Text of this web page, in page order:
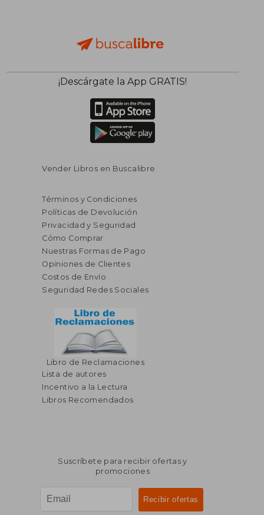
¡Descárgate la App GRATIS!
Vender Libros en Buscalibre
Términos y Condiciones
Políticas de Devolución
Privacidad y Seguridad
Cómo Comprar
Nuestras Formas de Pago
Opiniones de Clientes
Costos de Envío
Seguridad Redes Sociales
Libro de Reclamaciones
Lista de autores
Incentivo a la Lectura
Libros Recomendados
Suscríbete para recibir ofertas y
promociones